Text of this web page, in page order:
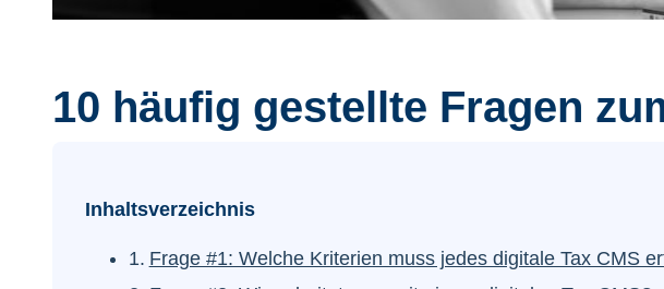
10 häufig gestellte Fragen
Inhaltsverzeichnis
Frage #1: Welche Kriterien muss jedes digitale Tax CMS